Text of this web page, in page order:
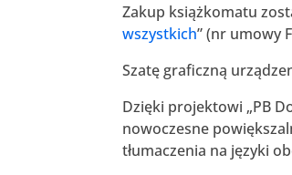
Zakup książkomatu
wszystkich” (nr umowy
Szatę graficzną
Dzięki projektowi „PB
nowoczesne
tłumaczenia na języki